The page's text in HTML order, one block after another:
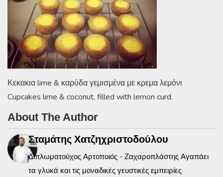
Κεκακια lime & καρύδα γεμισμένα με κρεμα λεμόνι
Cupcakes lime & coconut, filled with lemon curd.
About The Author
Σταμάτης Χατζηχριστοδούλου
Διπλωματούχος Αρτοποιός - Ζαχαροπλάστης Αγαπάει
τα γλυκά και τις μοναδικές γευστικές εμπειρίες